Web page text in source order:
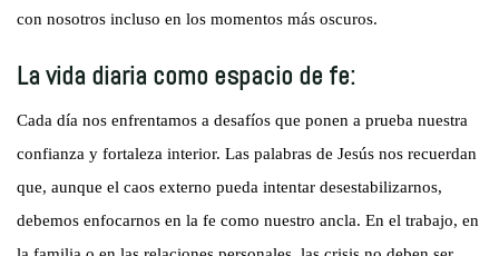
con nosotros incluso en los momentos más oscuros.
La vida diaria como espacio de fe:
Cada día nos enfrentamos a desafíos que ponen a prueba nuestra
confianza y fortaleza interior. Las palabras de Jesús nos recuerdan
que, aunque el caos externo pueda intentar desestabilizarnos,
debemos enfocarnos en la fe como nuestro ancla. En el trabajo, en